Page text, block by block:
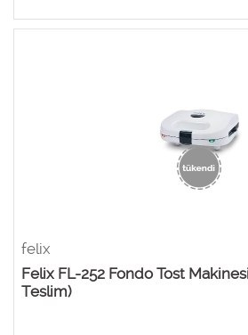
felix
Felix FL-252 Fondo Tost
Teslim)